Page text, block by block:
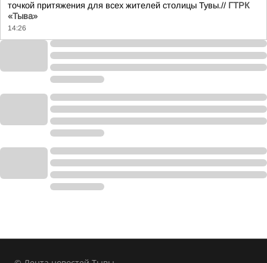
точкой притяжения для всех жителей столицы Тувы.// ГТРК
«Тыва»
14:26